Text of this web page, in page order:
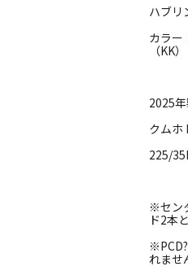
ハブリ
カラー
（KK）
2025
クムホ
225/
※セン
ド2本
れませ